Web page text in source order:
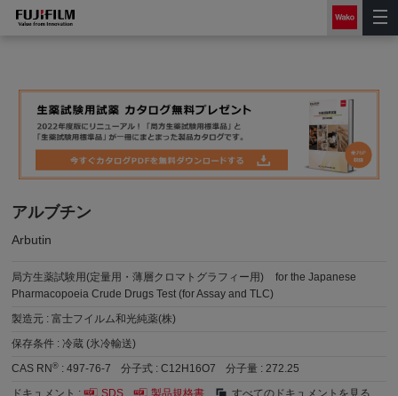
アルブチン
Arbutin
局方生薬試験用(定量用・薄層クロマトグラフィー用)
for the Japanese
Pharmacopoeia Crude Drugs Test (for Assay and TLC)
製造元 :富士フイルム和光純薬(株)
保存条件 :冷蔵 (氷冷輸送)
CAS RN® :497-76-7 分子式 :C12H16O7 分子量 :272.25